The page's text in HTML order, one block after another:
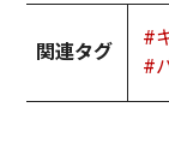
関連タグ
#
#